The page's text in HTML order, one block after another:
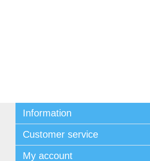
Information
Voorwaarden
Over Josephiena
Contact us
Customer service
My account